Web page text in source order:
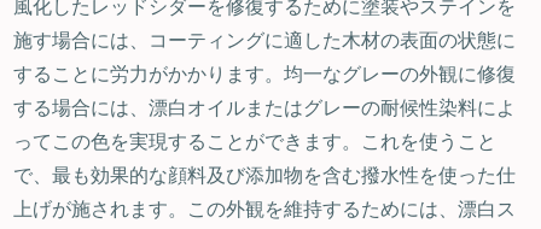
風化したレッドシダーを修復するために塗装やステインを
施す場合には、コーティングに適した木材の表面の状態に
することに労力がかかります。均一なグレーの外観に修復
する場合には、漂白オイルまたはグレーの耐候性染料によ
ってこの色を実現することができます。これを使うこと
で、最も効果的な顔料及び添加物を含む撥水性を使った仕
上げが施されます。この外観を維持するためには、漂白ス